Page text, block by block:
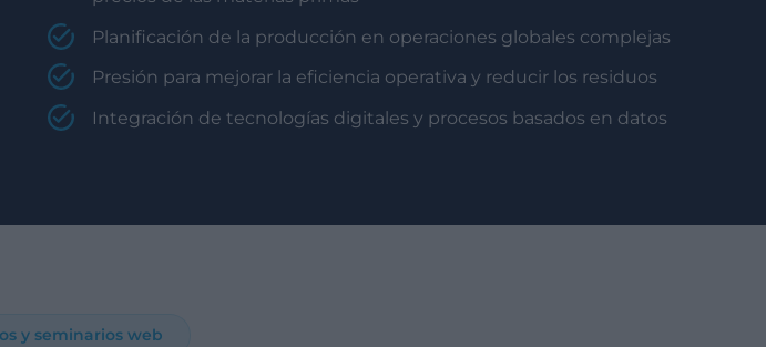
Planificación de la producción en operaciones globales complejas
Presión para mejorar la eficiencia operativa y reducir los residuos
Integración de tecnologías digitales y procesos basados en datos
y seminarios web